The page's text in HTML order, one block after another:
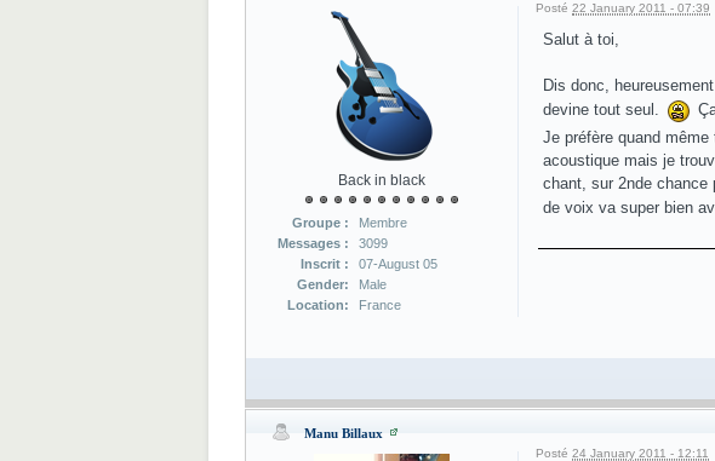
Back in black
Groupe :
Membre
Messages :
3099
Inscrit :
07-August 05
Gender:
Male
Location:
France
Posté 22 January 2011 - 07:39
Salut à toi,
Dis donc,
devine tout seul.
Je préfère quand
acoustique mais je
chant, sur 2nde chance
de voix va super bien
Manu Billaux
Posté 24 January 2011 - 12:11